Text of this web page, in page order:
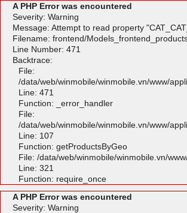
A PHP Error was encountered
Severity: Warning
Message: Attempt to read property
Filename: frontend/
Line Number: 471
Backtrace:
File:
/data/web/winmobile/winmobile.vn/www/
Line: 471
Function: _error_handler
File:
/data/web/winmobile/winmobile.vn/www/
Line: 107
Function: getProductsByGeo
File: /data/web/winmobile/winmobile.vn/
Line: 321
Function: require_once
A PHP Error was encountered
Severity: Warning